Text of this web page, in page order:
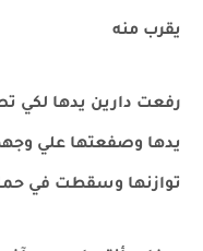
يقرب منه
رفعت دارين يدها
يدها وصفعتها علي
توازنها وسقطت في